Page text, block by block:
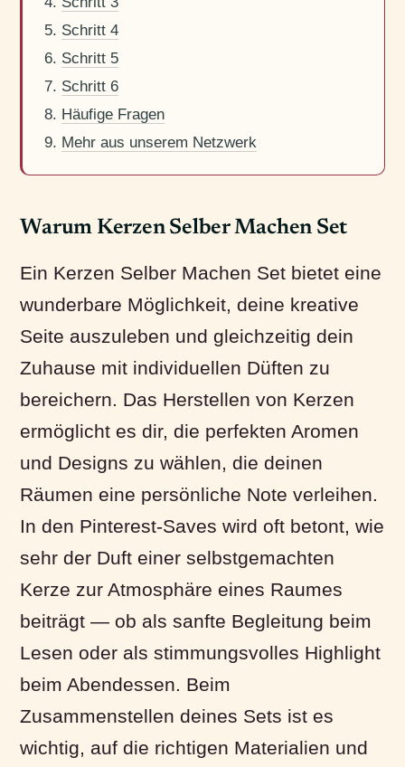
Schritt 4
Schritt 5
Schritt 6
Häufige Fragen
Mehr aus unserem Netzwerk
Warum Kerzen Selber Machen Set
Ein Kerzen Selber Machen Set bietet eine
wunderbare Möglichkeit, deine kreative
Seite auszuleben und gleichzeitig dein
Zuhause mit individuellen Düften zu
bereichern. Das Herstellen von Kerzen
ermöglicht es dir, die perfekten Aromen
und Designs zu wählen, die deinen
Räumen eine persönliche Note verleihen.
In den Pinterest-Saves wird oft betont, wie
sehr der Duft einer selbstgemachten
Kerze zur Atmosphäre eines Raumes
beiträgt — ob als sanfte Begleitung beim
Lesen oder als stimmungsvolles Highlight
beim Abendessen. Beim
Zusammenstellen deines Sets ist es
wichtig, auf die richtigen Materialien und